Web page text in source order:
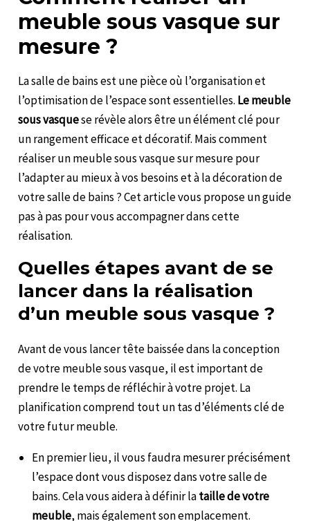
meuble sous vasque sur
mesure ?
La salle de bains est une pièce où l’organisation et
l’optimisation de l’espace sont essentielles. Le meuble
sous vasquese révèle alors être un élément clé pour
un rangement efficace et décoratif. Mais comment
réaliser un meuble sous vasque sur mesure pour
l’adapter au mieux à vos besoins et à la décoration de
votre salle de bains ? Cet article vous propose un guide
pas à pas pour vous accompagner dans cette
réalisation.
Quelles étapes avant de se
lancer dans la réalisation
d’un meuble sous vasque ?
Avant de vous lancer tête baissée dans la conception
de votre meuble sous vasque, il est important de
prendre le temps de réfléchir à votre projet. La
planification comprend tout un tas d’éléments clé de
votre futur meuble.
En premier lieu, il vous faudra mesurer précisément
l’espace dont vous disposez dans votre salle de
bains. Cela vous aidera à définir lataille de votre
meuble, mais également son emplacement.